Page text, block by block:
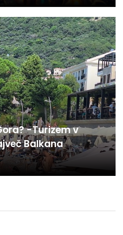
-Turizem v
Balkana